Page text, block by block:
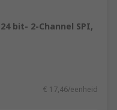
bit- 2-Channel SPI,
€ 17,46/eenheid